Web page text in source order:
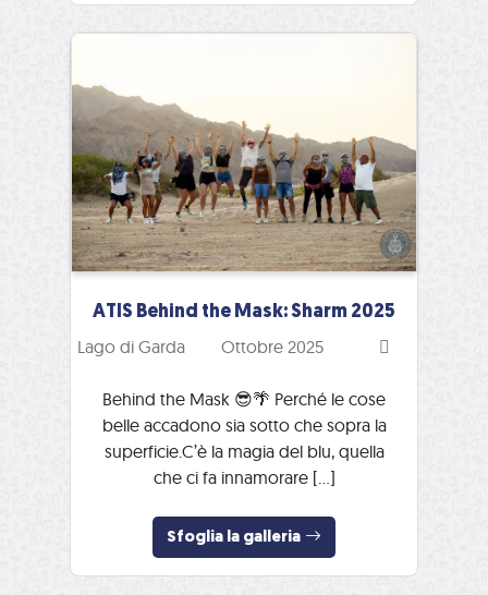
ATIS Behind the Mask: Sharm 2025
Lago di Garda Ottobre 2025
Behind the Mask 😎🌴 Perché le cose
belle accadono sia sotto che sopra la
superficie.C’è la magia del blu, quella
che ci fa innamorare […]
Sfoglia la galleria